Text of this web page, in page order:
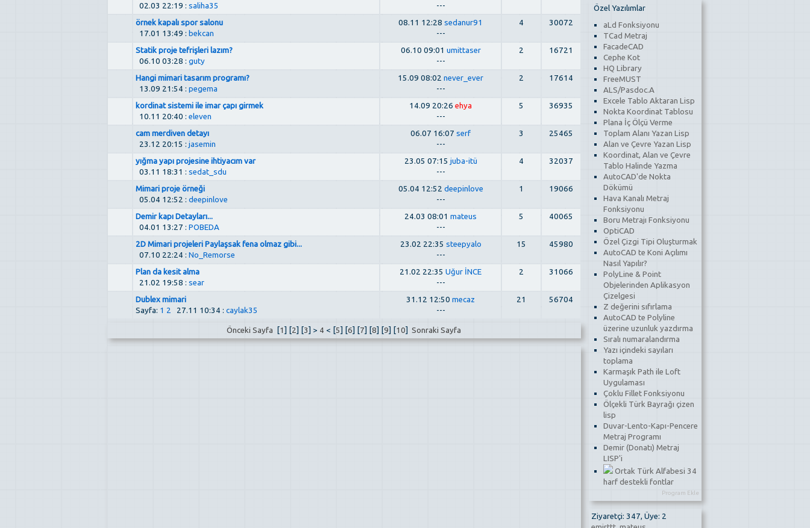
Özel Yazılımlar
aLd Fonksiyonu
TCad Metraj
FacadeCAD
Cephe Kot
HQ Library
FreeMUST
ALS/Pasdoc.A
Excele Tablo Aktaran Lisp
Nokta Koordinat Tablosu
Plana İç Ölçü Verme
Toplam Alanı Yazan Lisp
Alan ve Çevre Yazan Lisp
Koordinat, Alan ve Çevre
Tablo Halinde Yazma
AutoCAD'de Nokta
Dökümü
Hava Kanalı Metraj
Fonksiyonu
Boru Metrajı Fonksiyonu
OptiCAD
Özel Çizgi Tipi Oluşturmak
AutoCAD te Koni Açılımı
Nasıl Yapılır?
PolyLine & Point
Objelerinden Aplikasyon
Çizelgesi
Z değerini sıfırlama
AutoCAD te Polyline
üzerine uzunluk yazdırma
Sıralı numaralandırma
Yazı içindeki sayıları
toplama
Karmaşık Path ile Loft
Uygulaması
Çoklu Fillet Fonksiyonu
Ölçekli Türk Bayrağı çizen
lisp
Duvar-Lento-Kapı-Pencere
Metraj Programı
Demir (Donatı) Metraj
LISP'i
Ortak Türk Alfabesi 34
harf destekli fontlar
Program Ekle
Ziyaretçi: 347, Üye: 2
02.03 22:19 : saliha35
---
örnek kapalı spor salonu
17.01 13:49 : bekcan
08.11 12:28 sedanur91
---
4 30072
Statik proje tefrişleri lazım?
06.10 03:28 : guty
06.10 09:01 umittaser
---
2 16721
Hangi mimari tasarım programı?
13.09 21:54 : pegema
15.09 08:02 never_ever
---
2 17614
kordinat sistemi ile imar çapı girmek
10.11 20:40 : eleven
14.09 20:26 ehya
---
5 36935
cam merdiven detayı
23.12 20:15 : jasemin
06.07 16:07 serf
---
3 25465
yığma yapı projesine ihtiyacım var
03.11 18:31 : sedat_sdu
23.05 07:15 juba-itü
---
4 32037
Mimari proje örneği
05.04 12:52 : deepinlove
05.04 12:52 deepinlove
---
1 19066
Demir kapı Detayları...
04.01 13:27 : POBEDA
24.03 08:01 mateus
---
5 40065
2D Mimari projeleri Paylaşsak fena olmaz gibi...
07.10 22:24 : No_Remorse
23.02 22:35 steepyalo
---
15 45980
Plan da kesit alma
21.02 19:58 : sear
21.02 22:35 Uğur İNCE
---
2 31066
Dublex mimari
Sayfa: 1 2 27.11 10:34 : caylak35
31.12 12:50 mecaz
---
21 56704
Önceki Sayfa [1 ] [2] [3] > 4 < [5] [6] [7] [8] [9] [10] Sonraki Sayfa